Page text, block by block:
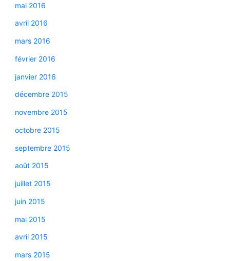
mai 2016
avril 2016
mars 2016
février 2016
janvier 2016
décembre 2015
novembre 2015
octobre 2015
septembre 2015
août 2015
juillet 2015
juin 2015
mai 2015
avril 2015
mars 2015